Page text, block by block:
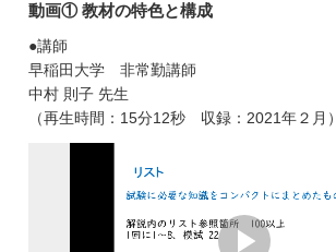
動画① 教材の特色と構成
●講師
早稲田大学 非常勤講師
中村 則子 先生
（再生時間：15分12秒 収録：2021年２月）